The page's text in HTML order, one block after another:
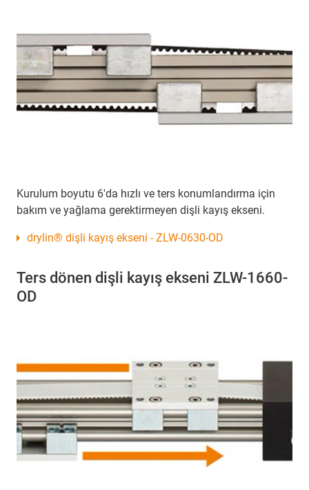
Kurulum boyutu 6'da hızlı ve ters konumlandırma için
bakım ve yağlama gerektirmeyen dişli kayış ekseni.
drylin® dişli kayış ekseni - ZLW-0630-OD
Ters dönen dişli kayış ekseni ZLW-1660-
OD